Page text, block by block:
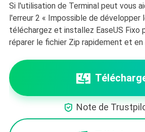
Si l'utilisation de Terminal peut vous
l'erreur 2 « Impossible de développer
téléchargez et installez EaseUS Fixo
réparer le fichier Zip rapidement et
 Note de